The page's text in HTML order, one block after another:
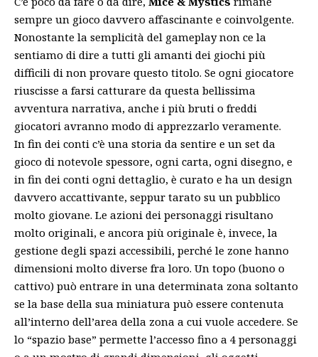
sempre un gioco davvero affascinante e coinvolgente.
Nonostante la semplicità del gameplay non ce la
sentiamo di dire a tutti gli amanti dei giochi più
difficili di non provare questo titolo. Se ogni giocatore
riuscisse a farsi catturare da questa bellissima
avventura narrativa, anche i più bruti o freddi
giocatori avranno modo di apprezzarlo veramente.
In fin dei conti c’è una storia da sentire e un set da
gioco di notevole spessore, ogni carta, ogni disegno, e
in fin dei conti ogni dettaglio, è curato e ha un design
davvero accattivante, seppur tarato su un pubblico
molto giovane. Le azioni dei personaggi risultano
molto originali, e ancora più originale è, invece, la
gestione degli spazi accessibili, perché le zone hanno
dimensioni molto diverse fra loro. Un topo (buono o
cattivo) può entrare in una determinata zona soltanto
se la base della sua miniatura può essere contenuta
all’interno dell’area della zona a cui vuole accedere. Se
lo “spazio base” permette l’accesso fino a 4 personaggi